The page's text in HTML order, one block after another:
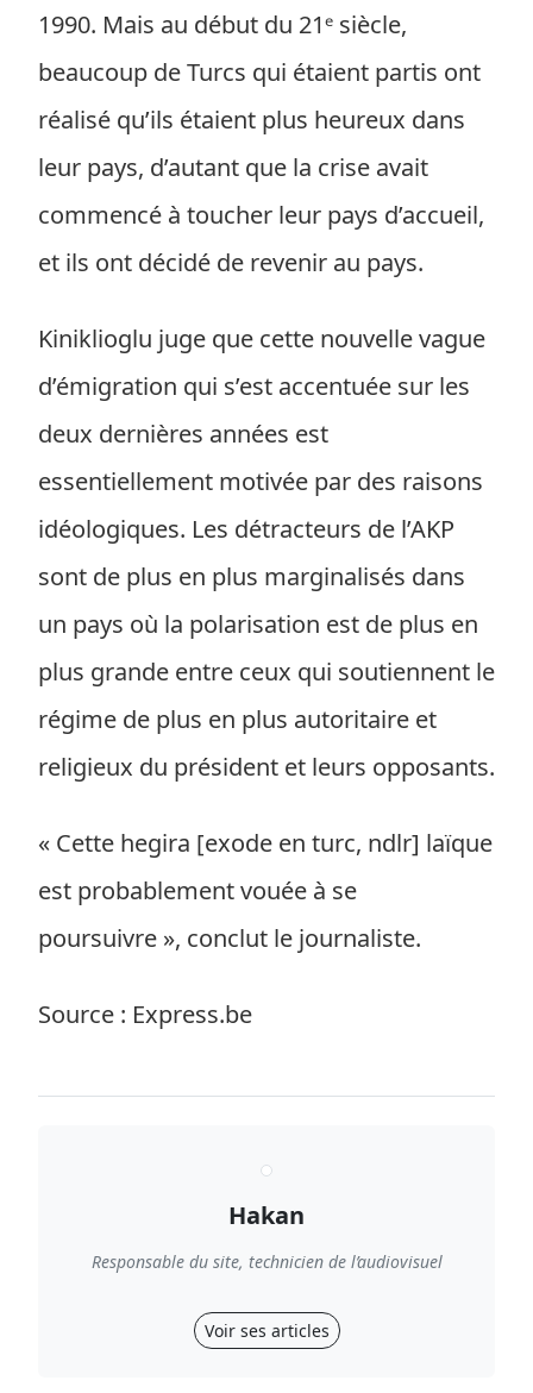
1990. Mais au début du 21ᵉ siècle,
beaucoup de Turcs qui étaient partis ont
réalisé qu’ils étaient plus heureux dans
leur pays, d’autant que la crise avait
commencé à toucher leur pays d’accueil,
et ils ont décidé de revenir au pays.
Kiniklioglu juge que cette nouvelle vague
d’émigration qui s’est accentuée sur les
deux dernières années est
essentiellement motivée par des raisons
idéologiques. Les détracteurs de l’AKP
sont de plus en plus marginalisés dans
un pays où la polarisation est de plus en
plus grande entre ceux qui soutiennent le
régime de plus en plus autoritaire et
religieux du président et leurs opposants.
« Cette hegira [exode en turc, ndlr] laïque
est probablement vouée à se
poursuivre », conclut le journaliste.
Source : Express.be
Hakan
Responsable du site, technicien de l’audiovisuel
Voir ses articles